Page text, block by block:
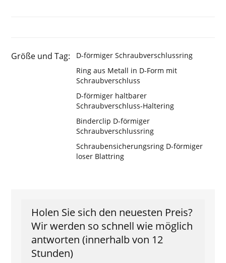
Größe und Tag:
D-förmiger Schraubverschlussring
Ring aus Metall in D-Form mit
Schraubverschluss
D-förmiger haltbarer
Schraubverschluss-Haltering
Binderclip D-förmiger
Schraubverschlussring
Schraubensicherungsring D-förmiger
loser Blattring
Holen Sie sich den neuesten Preis?
Wir werden so schnell wie möglich
antworten (innerhalb von 12
Stunden)